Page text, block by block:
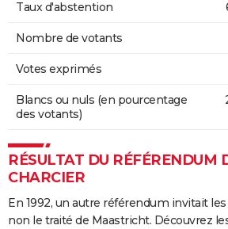
Taux d'abstention
Nombre de votants
Votes exprimés
Blancs ou nuls (en pourcentage
des votants)
RÉSULTAT DU RÉFÉRENDUM
CHARCIER
En 1992, un autre référendum invitait les
non le traité de Maastricht. Découvrez